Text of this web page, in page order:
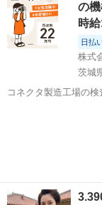
の
時
日払
株式
茨城
コネクタ製造工場の